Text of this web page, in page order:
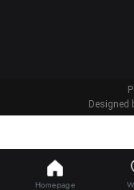
Homepage
Designed